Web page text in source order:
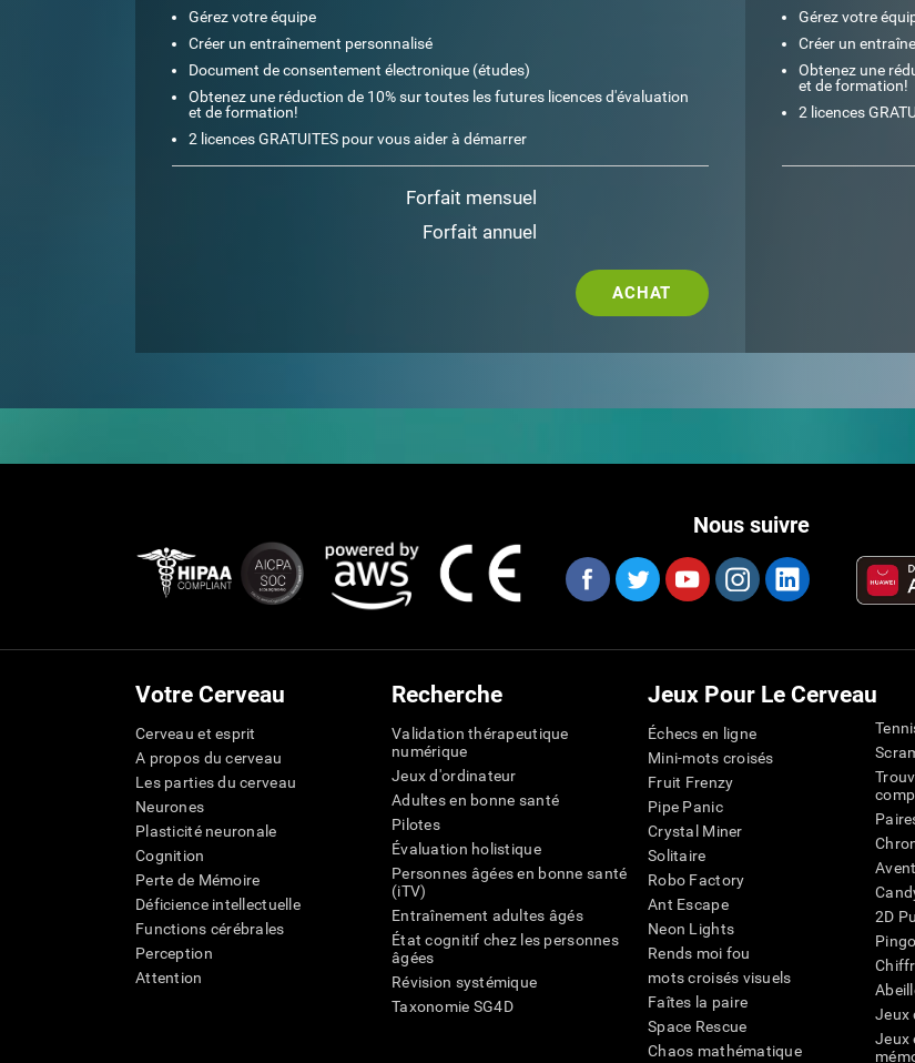
Gérez votre équipe
Créer un entraînement personnalisé
Document de consentement électronique (études)
Obtenez une réduction de 10% sur toutes les futures licences d'évaluation
et de formation!
2 licences GRATUITES pour vous aider à démarrer
Forfait mensuel
Forfait annuel
ACHAT
Gérez votre
Créer un
Obtenez une
et de formation!
2 licences
Nous suivre
Votre Cerveau
Cerveau et esprit
A propos du cerveau
Les parties du cerveau
Neurones
Plasticité neuronale
Cognition
Perte de Mémoire
Déficience intellectuelle
Functions cérébrales
Perception
Attention
Recherche
Validation thérapeutique
numérique
Jeux d'ordinateur
Adultes en bonne santé
Pilotes
Évaluation holistique
Personnes âgées en bonne santé
(iTV)
Entraînement adultes âgés
État cognitif chez les personnes
âgées
Révision systémique
Taxonomie SG4D
Jeux Pour Le Cerveau
Échecs en ligne
Mini-mots croisés
Fruit Frenzy
Pipe Panic
Crystal Miner
Solitaire
Robo Factory
Ant Escape
Neon Lights
Rends moi fou
mots croisés visuels
Faîtes la paire
Space Rescue
Chaos mathématique
2D
Jeux
Jeux